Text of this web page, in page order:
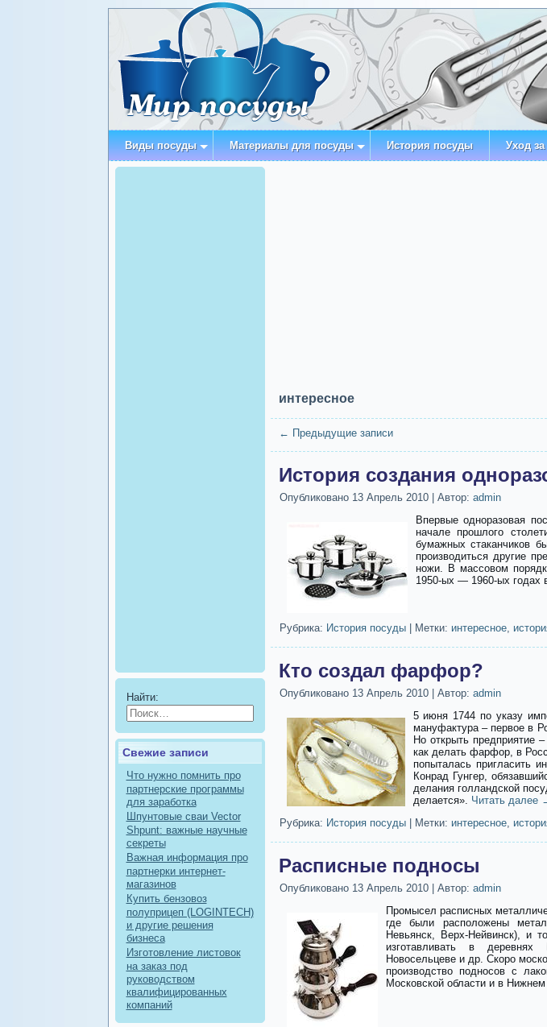
Виды посуды Материалы для посуды История посуды Уход
Найти:
Свежие записи
Что нужно помнить про
партнерские программы
для заработка
Шпунтовые сваи Vector
Shpunt: важные научные
секреты
Важная информация про
партнерки интернет-
магазинов
Купить бензовоз
полуприцеп (LOGINTECH)
и другие решения
бизнеса
Изготовление листовок
на заказ под
руководством
квалифицированных
компаний
интересное
← Предыдущие записи
История создания
Опубликовано 13 Апрель 2010| Автор: admin
Впервые одноразовая
начале прошлого
бумажных стаканчиков
производиться другие
ножи. В массовом
1950-ых — 1960-ых
Рубрика: История посуды| Метки: интересное,
Кто создал фарфор?
Опубликовано 13 Апрель 2010| Автор: admin
5 июня 1744 по указу
мануфактура – первое в
Но открыть предприятие
как делать фарфор, в
попыталась пригласить
Конрад Гунгер,
делания голландской
делается». Читать далее
Рубрика: История посуды| Метки: интересное,
Расписные подносы
Опубликовано 13 Апрель 2010| Автор: admin
Промысел расписных
где были расположены
Невьянск, Верх-Нейвинск), и
изготавливать в
Новосельцеве и др. Скоро
производство подносов с
Московской области и в Нижнем